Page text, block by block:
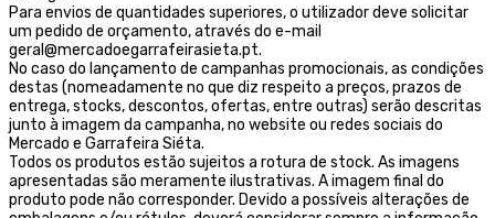
Para envios de quantidades superiores, o utilizador deve solicitar
um pedido de orçamento, através do e-mail
geral@mercadoegarrafeirasieta.pt.
No caso do lançamento de campanhas promocionais, as condições
destas (nomeadamente no que diz respeito a preços, prazos de
entrega, stocks, descontos, ofertas, entre outras) serão descritas
junto à imagem da campanha, no website ou redes sociais do
Mercado e Garrafeira Siéta.
Todos os produtos estão sujeitos a rotura de stock. As imagens
apresentadas são meramente ilustrativas. A imagem final do
produto pode não corresponder. Devido a possíveis alterações de